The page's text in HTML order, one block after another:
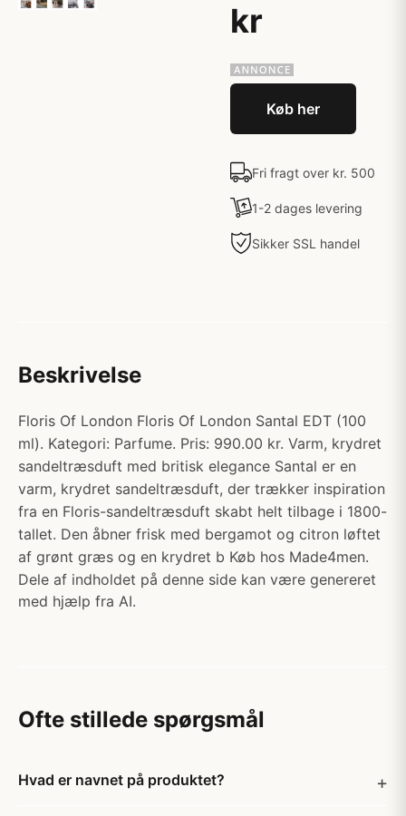
kr
Køb her
Fri fragt over kr. 500
1-2 dages levering
Sikker SSL handel
Beskrivelse
Floris Of London Floris Of London Santal EDT (100
ml). Kategori: Parfume. Pris: 990.00 kr. Varm, krydret
sandeltræsduft med britisk elegance Santal er en
varm, krydret sandeltræsduft, der trækker inspiration
fra en Floris-sandeltræsduft skabt helt tilbage i 1800-
tallet. Den åbner frisk med bergamot og citron løftet
af grønt græs og en krydret b Køb hos Made4men.
Dele af indholdet på denne side kan være genereret
med hjælp fra AI.
Ofte stillede spørgsmål
Hvad er navnet på produktet?